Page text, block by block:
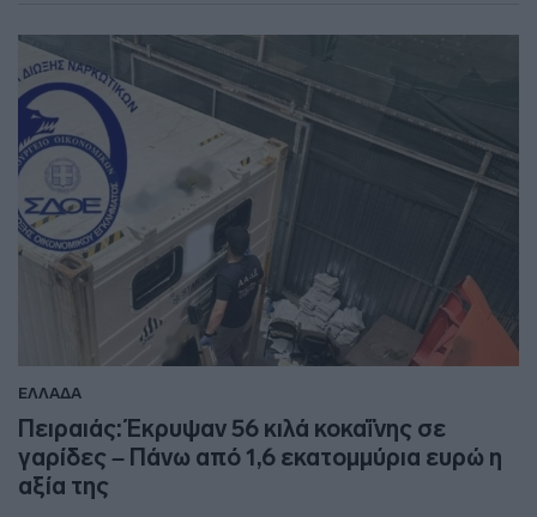
ΕΛΛΑΔΑ
Πειραιάς: Έκρυψαν 56 κιλά κοκαΐνης σε
γαρίδες – Πάνω από 1,6 εκατομμύρια ευρώ η
αξία της